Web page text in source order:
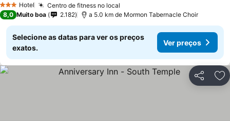
3 EstrelasHotel Centro de fitness no local
8,0 Muito boa 2.182 a 5.0 km de Mormon Tabernacle Choir
Selecione as datas para ver os preços
exatos.
Ver preços
Partilhar